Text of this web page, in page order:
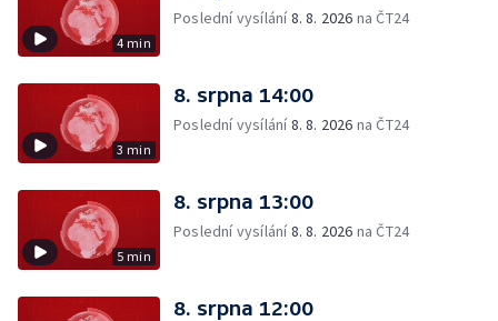
4 min
Poslední vysílání8. 8. 2026 na ČT24
3 min
8. srpna 14:00
Poslední vysílání8. 8. 2026 na ČT24
5 min
8. srpna 13:00
Poslední vysílání8. 8. 2026 na ČT24
8. srpna 12:00